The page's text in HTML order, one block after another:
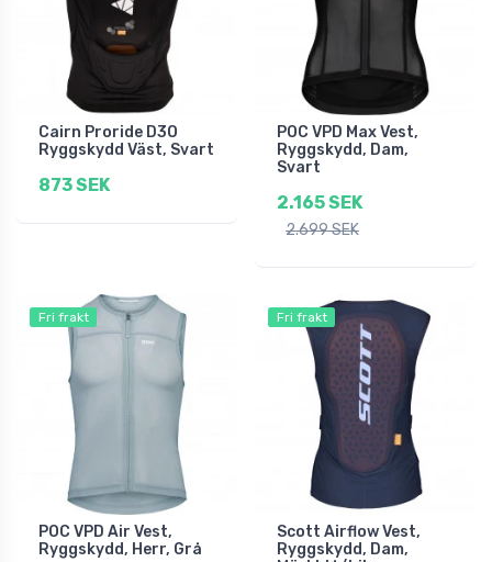
Cairn Proride D3O
Ryggskydd Väst, Svart
873 SEK
POC VPD Max Vest,
Ryggskydd, Dam,
Svart
2.165 SEK
2.699 SEK
Fri frakt
POC VPD Air Vest,
Ryggskydd, Herr, Grå
Fri frakt
Scott Airflow Vest,
Ryggskydd, Dam,